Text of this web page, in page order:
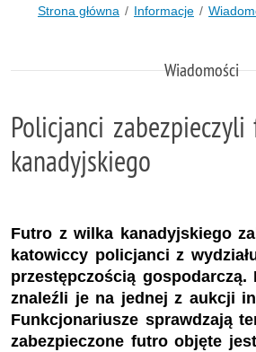
Strona główna Informacje
Wiadomości
Policjanci
kanadyjskiego
Futro z wilka kanadyjskiego
katowiccy policjanci z
przestępczością gospodarczą.
znaleźli je na jednej z aukcji
Funkcjonariusze sprawdzają
zabezpieczone futro objęte